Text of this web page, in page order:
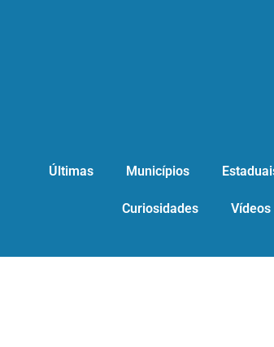
Últimas Municípios
Curiosidades Vídeos